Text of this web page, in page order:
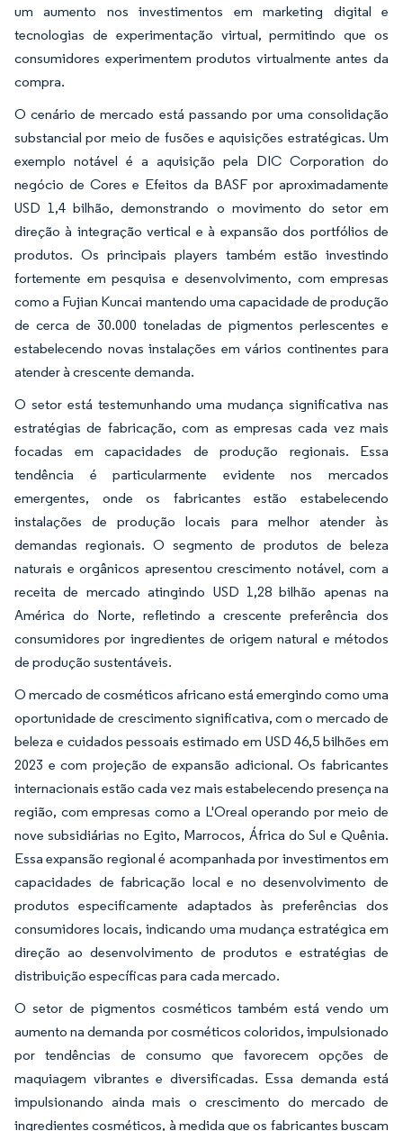
um aumento nos investimentos em marketing digital e
tecnologias de experimentação virtual, permitindo que os
consumidores experimentem produtos virtualmente antes da
compra.
O cenário de mercado está passando por uma consolidação
substancial por meio de fusões e aquisições estratégicas. Um
exemplo notável é a aquisição pela DIC Corporation do
negócio de Cores e Efeitos da BASF por aproximadamente
USD 1,4 bilhão, demonstrando o movimento do setor em
direção à integração vertical e à expansão dos portfólios de
produtos. Os principais players também estão investindo
fortemente em pesquisa e desenvolvimento, com empresas
como a Fujian Kuncai mantendo uma capacidade de produção
de cerca de 30.000 toneladas de pigmentos perlescentes e
estabelecendo novas instalações em vários continentes para
atender à crescente demanda.
O setor está testemunhando uma mudança significativa nas
estratégias de fabricação, com as empresas cada vez mais
focadas em capacidades de produção regionais. Essa
tendência é particularmente evidente nos mercados
emergentes, onde os fabricantes estão estabelecendo
instalações de produção locais para melhor atender às
demandas regionais. O segmento de produtos de beleza
naturais e orgânicos apresentou crescimento notável, com a
receita de mercado atingindo USD 1,28 bilhão apenas na
América do Norte, refletindo a crescente preferência dos
consumidores por ingredientes de origem natural e métodos
de produção sustentáveis.
O mercado de cosméticos africano está emergindo como uma
oportunidade de crescimento significativa, com o mercado de
beleza e cuidados pessoais estimado em USD 46,5 bilhões em
2023 e com projeção de expansão adicional. Os fabricantes
internacionais estão cada vez mais estabelecendo presença na
região, com empresas como a L'Oreal operando por meio de
nove subsidiárias no Egito, Marrocos, África do Sul e Quênia.
Essa expansão regional é acompanhada por investimentos em
capacidades de fabricação local e no desenvolvimento de
produtos especificamente adaptados às preferências dos
consumidores locais, indicando uma mudança estratégica em
direção ao desenvolvimento de produtos e estratégias de
distribuição específicas para cada mercado.
O setor de pigmentos cosméticos também está vendo um
aumento na demanda por cosméticos coloridos, impulsionado
por tendências de consumo que favorecem opções de
maquiagem vibrantes e diversificadas. Essa demanda está
impulsionando ainda mais o crescimento do mercado de
ingredientes cosméticos, à medida que os fabricantes buscam